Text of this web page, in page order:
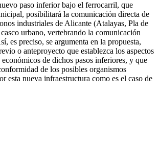
paso inferior bajo el ferrocarril, que
posibilitará la comunicación directa de
industriales de Alicante (Atalayas, Pla de
urbano, vertebrando la comunicación
es preciso, se argumenta en la propuesta,
o anteproyecto que establezca los aspectos
de dichos pasos inferiores, y que
de los posibles organismos
esta nueva infraestructura como es el caso de